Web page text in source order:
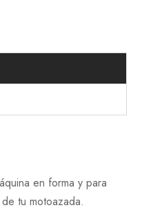
en forma y para
tu motoazada.